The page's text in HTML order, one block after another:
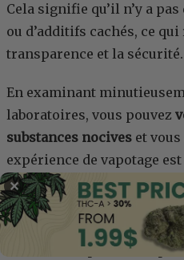
Cela signifie qu’il n’y a
ou d’additifs cachés, ce
transparence et la sécurité.
En examinant
laboratoires, vous pouvez
substances nocives et
expérience de vapotage
contaminants et répond à
rigoureuses. Il s’agit en
d’approbation, signifiant
à fournir un produit de
✕